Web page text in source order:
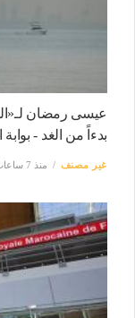
عيسى رمضان
بدءاً من الغد -
غير مصنف منذ 7 ساعات